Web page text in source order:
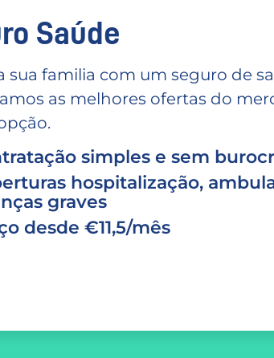
Saúde
sua familia com um seguro de
as melhores ofertas do
simples e sem
hospitalização,
graves
desde €11,5/mês